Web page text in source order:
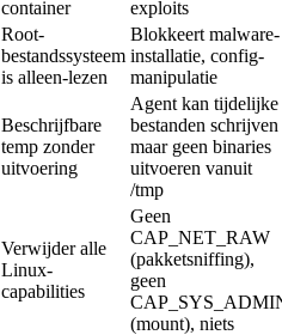
container
exploits
Root-
bestandssysteem
is alleen-lezen
Blokkeert malware-
installatie, config-
manipulatie
Beschrijfbare
temp zonder
uitvoering
Agent kan tijdelijke
bestanden schrijven
maar geen binaries
uitvoeren vanuit
/tmp
Verwijder alle
Linux-
capabilities
Geen
CAP_NET_RAW
(pakketsniffing),
geen
(mount), niets